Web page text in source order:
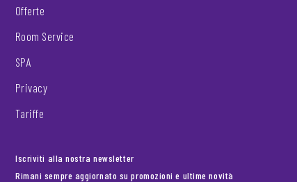
Offerte
Room Service
SPA
Privacy
Tariffe
Iscriviti alla nostra newsletter
Rimani sempre aggiornato su promozioni e ultime novità